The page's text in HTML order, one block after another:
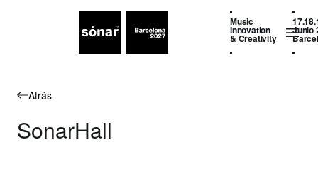
Music
Innovation
& Creativity
Junio
Atrás
SonarHall